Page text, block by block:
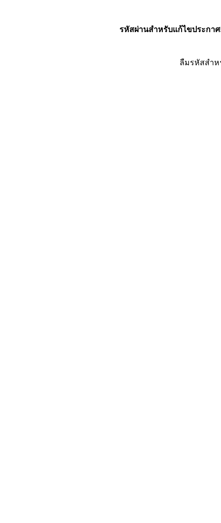
รหัสผ่านสำหรับแก้ไขประกาศ
ลืมรหัสสำ